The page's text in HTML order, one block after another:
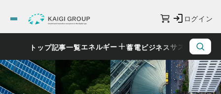
ログイン
トップ記事一覧エネルギー 蓄電ビジネスサステナビリ